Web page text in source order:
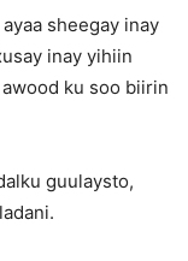
sheegay inay
inay yihiin
ku soo biirin
guulaysto,